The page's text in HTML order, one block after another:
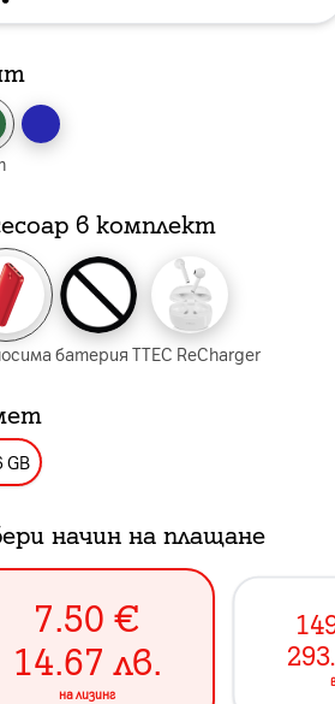
в комплект
батерия TTEC ReCharger
GB
начин на плащане
7.50 €
14.67 лв.
на лизинг